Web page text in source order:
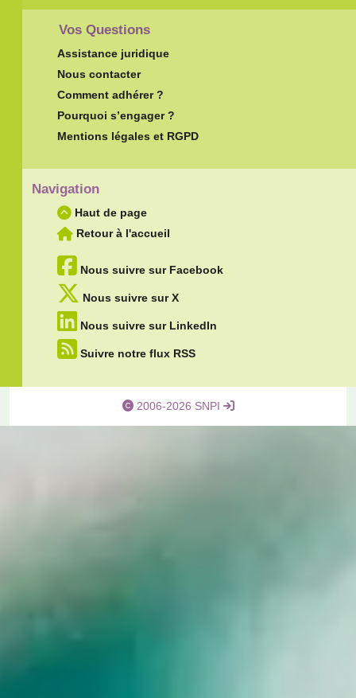
Vos Questions
Assistance juridique
Nous contacter
Comment adhérer ?
Pourquoi s’engager ?
Mentions légales et RGPD
Navigation
Haut de page
Retour à l'accueil
Nous suivre sur Facebook
Nous suivre sur X
Nous suivre sur LinkedIn
Suivre notre flux RSS
2006-2026 SNPI